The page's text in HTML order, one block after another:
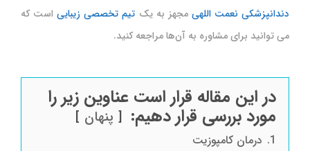
دندانپزشکی نعمت اللهی مجهز به یک تیم تخصصی زیباییاست که
می توانید برای مشاوره به آن‌ها مراجعه کنید.
در این مقاله قرار است عناوین زیر را
مورد بررسی قرار دهیم: پنهان
1. درمان کامپوزیت